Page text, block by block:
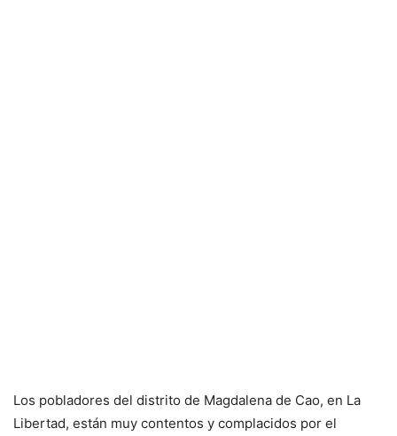
Los pobladores del distrito de Magdalena de Cao, en La
Libertad, están muy contentos y complacidos por el